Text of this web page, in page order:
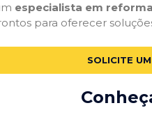
especialista em
para oferecer
SOLICITE